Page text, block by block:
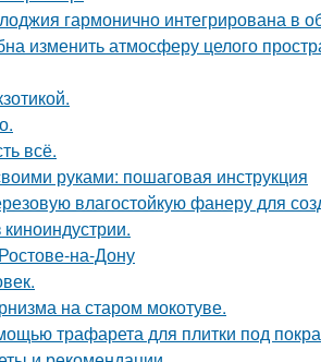
гармонично интегрирована в
изменить атмосферу целого
всё.
руками: пошаговая инструкция
влагостойкую фанеру для
на-Дону
на старом мокотуве.
трафарета для плитки под